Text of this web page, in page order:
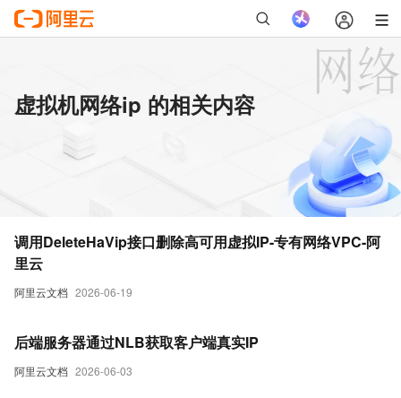
虚拟机网络ip 的相关内容
阿里云文档 2026-06-19
调用DeleteHaVip接口删除高可用虚拟IP-专有网络VPC-阿
里云
阿里云文档 2026-06-03
后端服务器通过NLB获取客户端真实IP